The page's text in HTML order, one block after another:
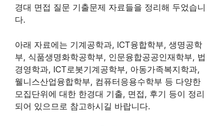
경대 면접 질문 기출문제 자료들을 정리해 두었습니
다.
아래 자료에는 기계공학과, ICT융합학부, 생명공학
부, 식품생명화학공학부, 인문융합공공인재학부, 법
경영학과, ICT로봇기계공학부, 아동가족복지학과,
웰니스산업융합학부, 컴퓨터응용수학부 등 다양한
모집단위에 대한 한경대 기출, 면접, 후기 등이 정리
되어 있으므로 참고하시길 바랍니다.